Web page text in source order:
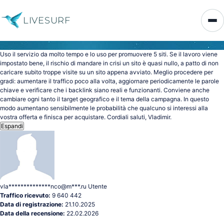
LIVESURF
Uso il servizio da molto tempo e lo uso per promuovere 5 siti. Se il lavoro viene
impostato bene, il rischio di mandare in crisi un sito è quasi nullo, a patto di non
caricare subito troppe visite su un sito appena avviato. Meglio procedere per
gradi: aumentare il traffico poco alla volta, aggiornare periodicamente le parole
chiave e verificare che i backlink siano reali e funzionanti. Conviene anche
cambiare ogni tanto il target geografico e il tema della campagna. In questo
modo aumentano sensibilmente le probabilità che qualcuno si interessi alla
vostra offerta e finisca per acquistare. Cordiali saluti, Vladimir.
Espandi
vla**************nco@m***.ru Utente
Traffico ricevuto: 9 640 442
Data di registrazione: 21.10.2025
Data della recensione: 22.02.2026